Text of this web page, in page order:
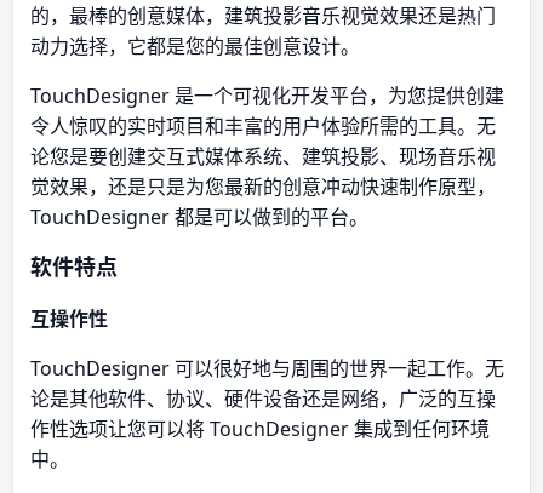
的，最棒的创意媒体，建筑投影音乐视觉效果还是热门
动力选择，它都是您的最佳创意设计。
TouchDesigner 是一个可视化开发平台，为您提供创建
令人惊叹的实时项目和丰富的用户体验所需的工具。无
论您是要创建交互式媒体系统、建筑投影、现场音乐视
觉效果，还是只是为您最新的创意冲动快速制作原型，
TouchDesigner 都是可以做到的平台。
软件特点
互操作性
TouchDesigner 可以很好地与周围的世界一起工作。无
论是其他软件、协议、硬件设备还是网络，广泛的互操
作性选项让您可以将 TouchDesigner 集成到任何环境
中。